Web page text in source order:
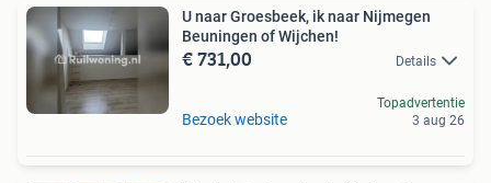
U naar Groesbeek, ik naar Nijmegen
Beuningen of Wijchen!
€ 731,00 Details
Bezoek website
Topadvertentie
3 aug 26